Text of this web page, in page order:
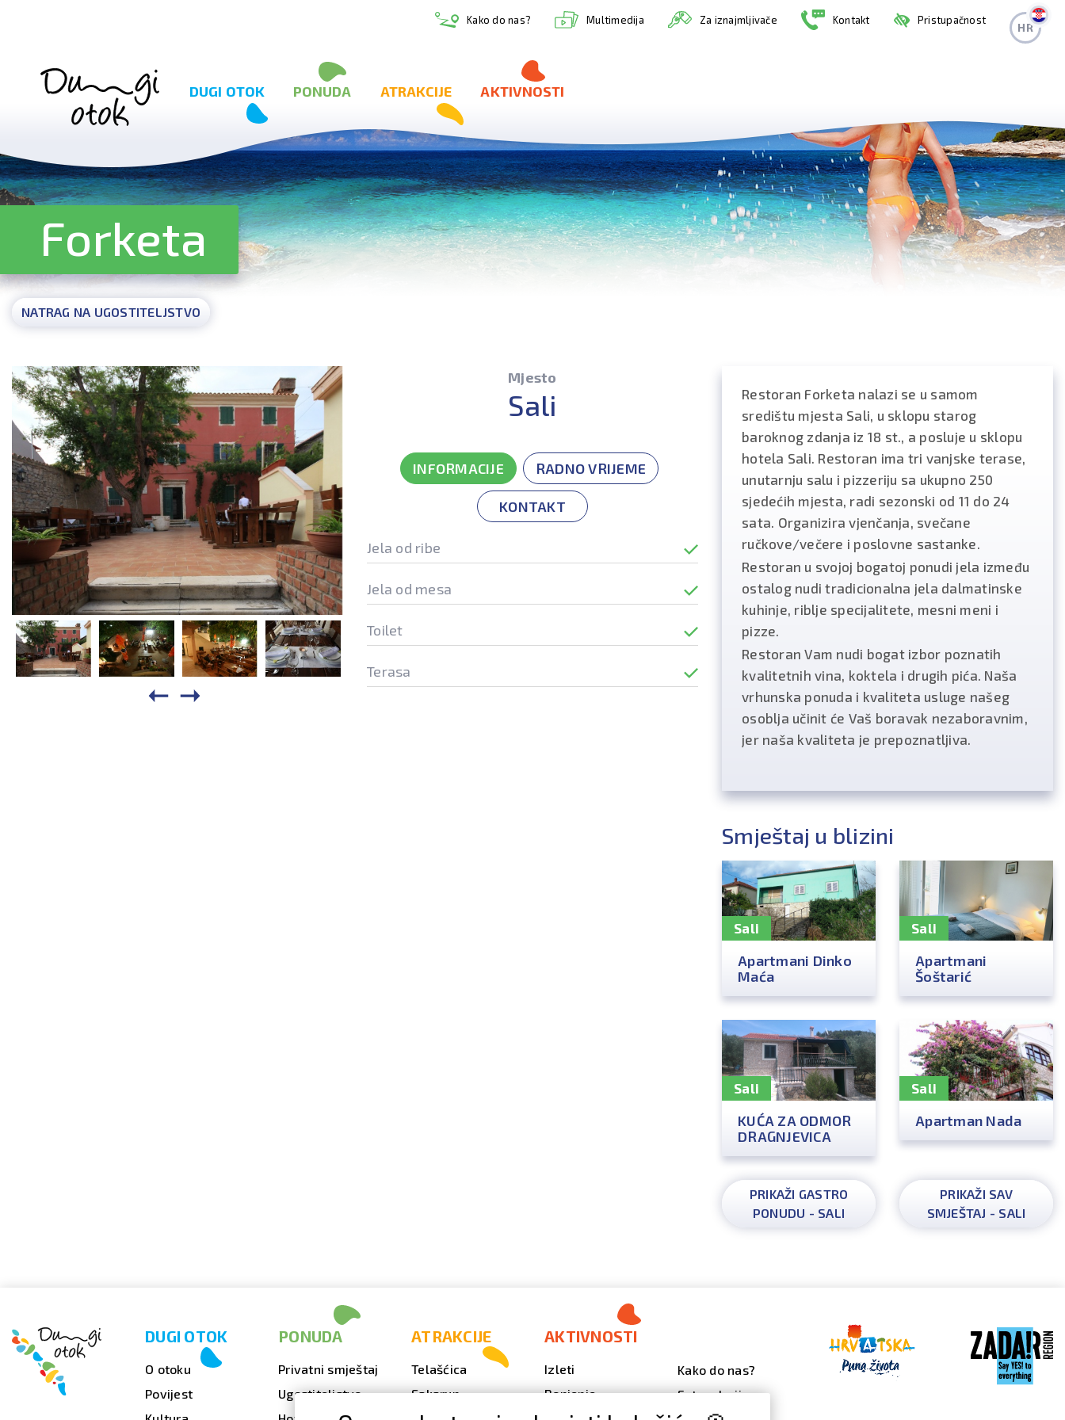
Kako do nas? Multimedija Za iznajmljivače Kontakt Pristupačnost
HR
DUGI OTOK PONUDA ATRAKCIJE AKTIVNOSTI
Forketa
NATRAG NA UGOSTITELJSTVO
Mjesto
Sali
INFORMACIJE RADNO VRIJEME
KONTAKT
Jela od ribe
Jela od mesa
Toilet
Terasa
Restoran Forketa nalazi se u samom
središtu mjesta Sali, u sklopu starog
baroknog zdanja iz 18 st., a posluje u sklopu
hotela Sali. Restoran ima tri vanjske terase,
unutarnju salu i pizzeriju sa ukupno 250
sjedećih mjesta, radi sezonski od 11 do 24
sata. Organizira vjenčanja, svečane
ručkove/večere i poslovne sastanke.
Restoran u svojoj bogatoj ponudi jela između
ostalog nudi tradicionalna jela dalmatinske
kuhinje, riblje specijalitete, mesni meni i
pizze.
Restoran Vam nudi bogat izbor poznatih
kvalitetnih vina, koktela i drugih pića. Naša
vrhunska ponuda i kvaliteta usluge našeg
osoblja učinit će Vaš boravak nezaboravnim,
jer naša kvaliteta je prepoznatljiva.
Smještaj u blizini
Sali
Apartmani Dinko
Maća
Sali
Apartmani
Šoštarić
Sali
KUĆA ZA ODMOR
DRAGNJEVICA
Sali
Apartman Nada
PRIKAŽI GASTRO
PONUDU - SALI
PRIKAŽI SAV
SMJEŠTAJ - SALI
DUGI OTOK
O otoku
Povijest
PONUDA
Privatni smještaj
Ugostiteljstvo
ATRAKCIJE
Telašćica
Sakarun
AKTIVNOSTI
Izleti
Ronjenje
Kako do nas?
Fotogalerija